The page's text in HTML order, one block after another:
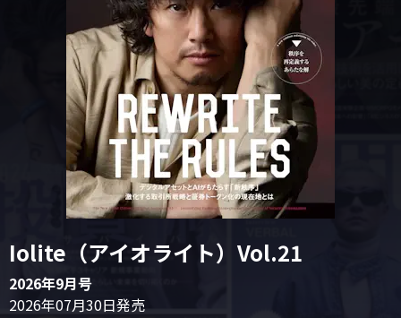
Iolite（アイオライト）Vol.21
2026年9月号
2026年07月30日発売